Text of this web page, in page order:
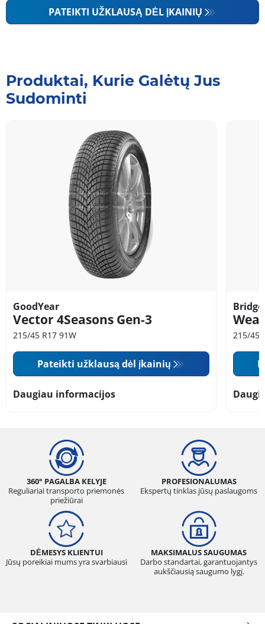
PATEIKTI UŽKLAUSĄ DĖL ĮKAINIŲ
Produktai, Kurie Galėtų Jus
Sudominti
GoodYear
Vector 4Seasons Gen-3
215/45 R17 91W
Pateikti užklausą dėl įkainių
Daugiau informacijos
215/45
360° PAGALBA KELYJE
Reguliariai transporto priemonės
priežiūrai
PROFESIONALUMAS
Ekspertų tinklas jūsų paslaugoms
DĖMESYS KLIENTUI
Jūsų poreikiai mums yra svarbiausi
MAKSIMALUS SAUGUMAS
Darbo standartai, garantuojantys
aukščiausią saugumo lygį.